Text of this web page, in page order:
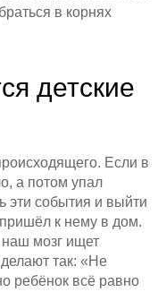
в корнях
детские
Если в
а потом упал
эти события и выйти
к нему в дом.
мозг ищет
так: «Не
ребёнок всё равно